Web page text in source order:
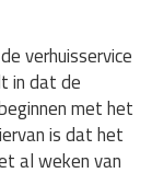
verhuisservice
in dat de
met het
is dat het
al weken van